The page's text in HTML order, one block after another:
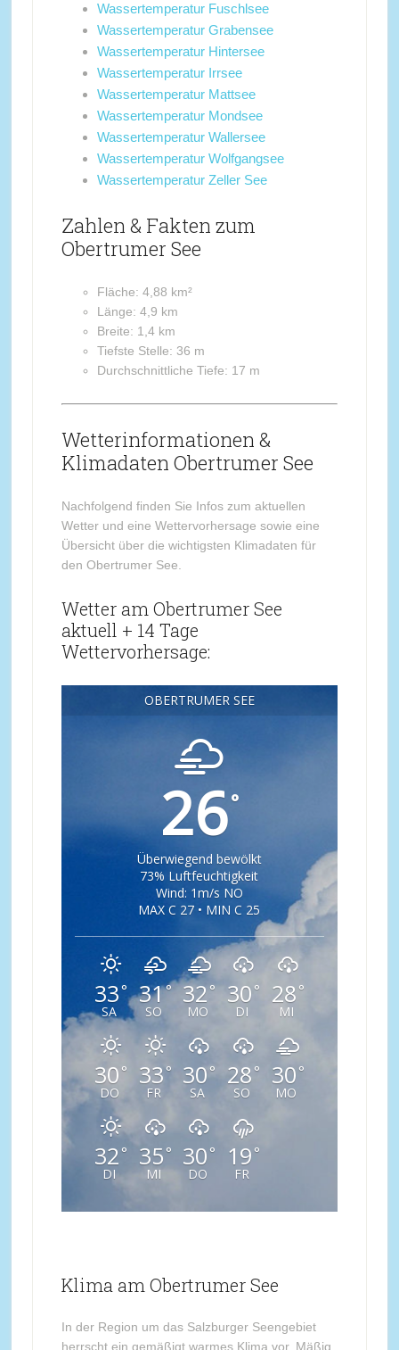
Wassertemperatur Fuschlsee
Wassertemperatur Grabensee
Wassertemperatur Hintersee
Wassertemperatur Irrsee
Wassertemperatur Mattsee
Wassertemperatur Mondsee
Wassertemperatur Wallersee
Wassertemperatur Wolfgangsee
Wassertemperatur Zeller See
Zahlen & Fakten zum
Obertrumer See
Fläche: 4,88 km²
Länge: 4,9 km
Breite: 1,4 km
Tiefste Stelle: 36 m
Durchschnittliche Tiefe: 17 m
Wetterinformationen &
Klimadaten Obertrumer See
Nachfolgend finden Sie Infos zum aktuellen
Wetter und eine Wettervorhersage sowie eine
Übersicht über die wichtigsten Klimadaten für
den Obertrumer See.
Wetter am Obertrumer See
aktuell + 14 Tage
Wettervorhersage:
OBERTRUMER SEE
26°
Überwiegend bewölkt
73% Luftfeuchtigkeit
Wind: 1m/s NO
MAX C 27 • MIN C 25
33°
SA
31°
SO
32°
MO
30 °
DI
28 °
MI
30 °
DO
33°
FR
30°
SA
28 °
SO
30 °
MO
32°
DI
35 °
MI
30 °
DO
19 °
FR
Klima am Obertrumer See
In der Region um das Salzburger Seengebiet
herrscht ein gemäßigt warmes Klima vor. Mäßig